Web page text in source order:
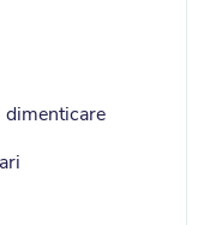
dimenticare